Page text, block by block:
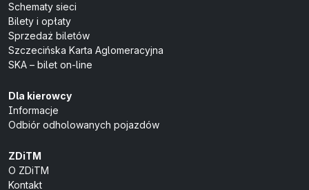
Schematy sieci
Bilety i opłaty
Sprzedaż biletów
Szczecińska Karta Aglomeracyjna
SKA – bilet on-line
Dla kierowcy
Informacje
Odbiór odholowanych pojazdów
ZDiTM
O ZDiTM
Kontakt